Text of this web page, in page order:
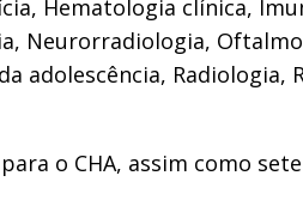
Hematologia clínica,
Neurorradiologia,
adolescência, Radiologia,
o CHA, assim como